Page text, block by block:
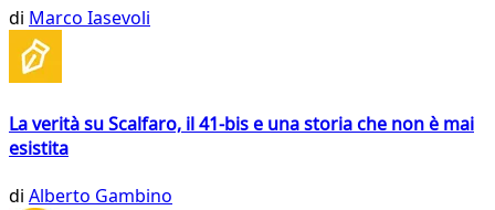
di Marco Iasevoli
La verità su Scalfaro, il 41-bis e una storia che non è mai
esistita
di Alberto Gambino